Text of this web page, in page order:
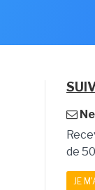
de
JE